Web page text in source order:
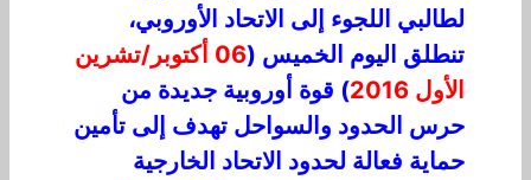
لطالبي اللجوء إلى الاتحاد الأوروبي،
تنطلق اليوم الخميس (
06 أكتوبر/تشرين
الأول 2016
) قوة أوروبية جديدة من
حرس الحدود والسواحل تهدف إلى تأمين
حماية فعالة لحدود الاتحاد الخارجية